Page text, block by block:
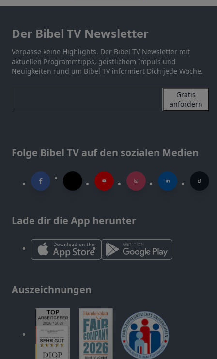
Der Bibel TV Newsletter
Verpasse keine Highlights. Der Bibel TV Newsletter mit
aktuellen Programmtipps, geistlichem Impuls und
Neuigkeiten rund um Bibel TV informiert Dich jede Woche.
Gratis
anfordern
Folge Bibel TV auf den sozialen Medien
Lade dir die App herunter
Auszeichnungen